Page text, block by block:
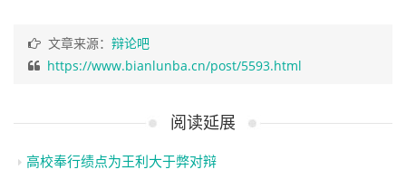
文章来源： 辩论吧
https://www.bianlunba.cn/post/5593.html
阅读延展
高校奉行绩点为王利大于弊对辩